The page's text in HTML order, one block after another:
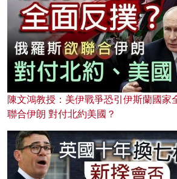
陳文鴻教授：美伊戰爭恐引伊斯蘭國家
聯合伊朗 對付北約美國？